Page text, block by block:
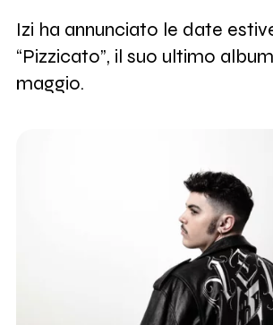
Izi ha annunciato le date
“Pizzicato”, il suo ultimo
maggio.